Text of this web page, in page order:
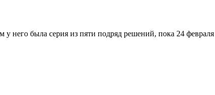
у него была серия из пяти подряд решений, пока 24